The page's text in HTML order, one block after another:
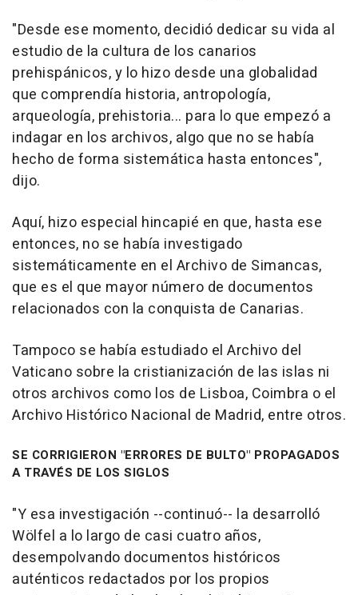
"Desde ese momento, decidió dedicar su vida al
estudio de la cultura de los canarios
prehispánicos, y lo hizo desde una globalidad
que comprendía historia, antropología,
arqueología, prehistoria... para lo que empezó a
indagar en los archivos, algo que no se había
hecho de forma sistemática hasta entonces",
dijo.
Aquí, hizo especial hincapié en que, hasta ese
entonces, no se había investigado
sistemáticamente en el Archivo de Simancas,
que es el que mayor número de documentos
relacionados con la conquista de Canarias.
Tampoco se había estudiado el Archivo del
Vaticano sobre la cristianización de las islas ni
otros archivos como los de Lisboa, Coimbra o el
Archivo Histórico Nacional de Madrid, entre otros.
SE CORRIGIERON "ERRORES DE BULTO" PROPAGADOS
A TRAVÉS DE LOS SIGLOS
"Y esa investigación --continuó-- la desarrolló
Wölfel a lo largo de casi cuatro años,
desempolvando documentos históricos
auténticos redactados por los propios